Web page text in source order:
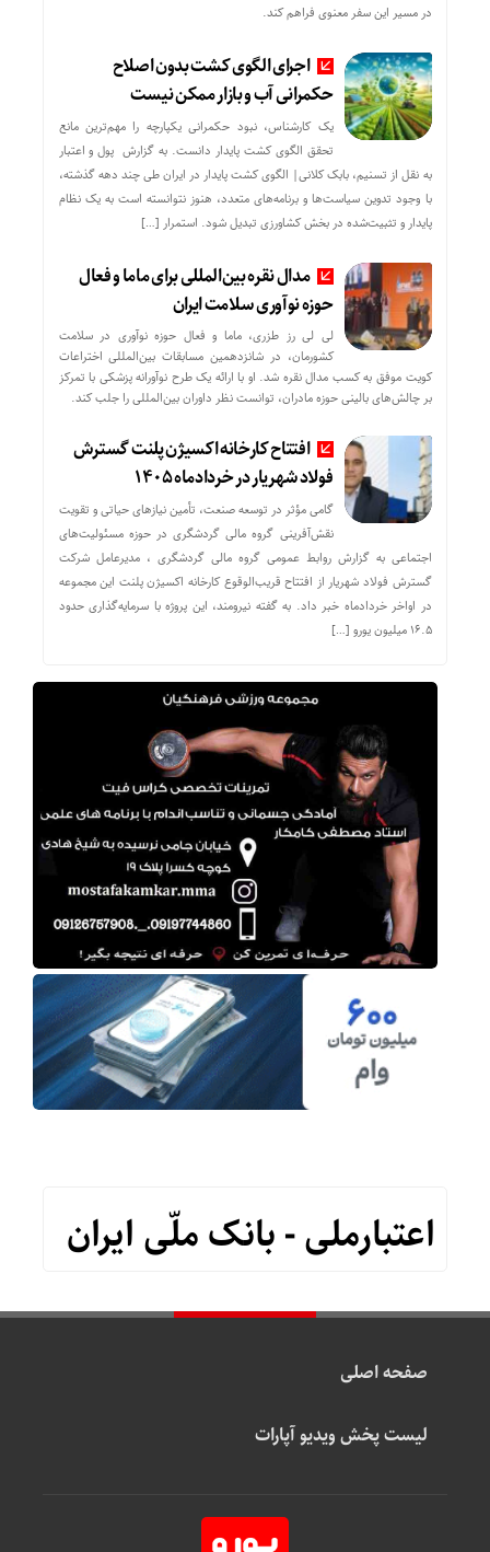
در مسیر این سفر معنوی فراهم کند.
اجرای الگوی کشت بدون اصلاح
حکمرانی آب و بازار ممکن نیست
یک کارشناس، نبود حکمرانی یکپارچه را مهم‌ترین مانع
تحقق الگوی کشت پایدار دانست. به گزارش پول و اعتبار
به نقل از تسنیم، بابک کلانی| الگوی کشت پایدار در ایران طی چند دهه گذشته،
با وجود تدوین سیاست‌ها و برنامه‌های متعدد، هنوز نتوانسته است به یک نظام
پایدار و تثبیت‌شده در بخش کشاورزی تبدیل شود. استمرار […]
مدال نقره بین‌المللی برای ماما و فعال
حوزه نوآوری سلامت ایران
لی لی رز طزری، ماما و فعال حوزه نوآوری در سلامت
کشورمان، در شانزدهمین مسابقات بین‌المللی اختراعات
کویت موفق به کسب مدال نقره شد. او با ارائه یک طرح نوآورانه پزشکی با تمرکز
بر چالش‌های بالینی حوزه مادران، توانست نظر داوران بین‌المللی را جلب کند.
افتتاح کارخانه اکسیژن پلنت گسترش
فولاد شهریار در خردادماه ۱۴۰۵
گامی مؤثر در توسعه صنعت، تأمین نیازهای حیاتی و تقویت
نقش‌آفرینی گروه مالی گردشگری در حوزه مسئولیت‌های
اجتماعی به گزارش روابط عمومی گروه مالی گردشگری ، مدیرعامل شرکت
گسترش فولاد شهریار از افتتاح قریب‌الوقوع کارخانه اکسیژن پلنت این مجموعه
در اواخر خردادماه خبر داد. به گفته نیرومند، این پروژه با سرمایه‌گذاری حدود
۱۶.۵ میلیون یورو […]
اعتبارملی - بانک ملّی ایران
صفحه اصلی
لیست پخش ویدیو آپارات